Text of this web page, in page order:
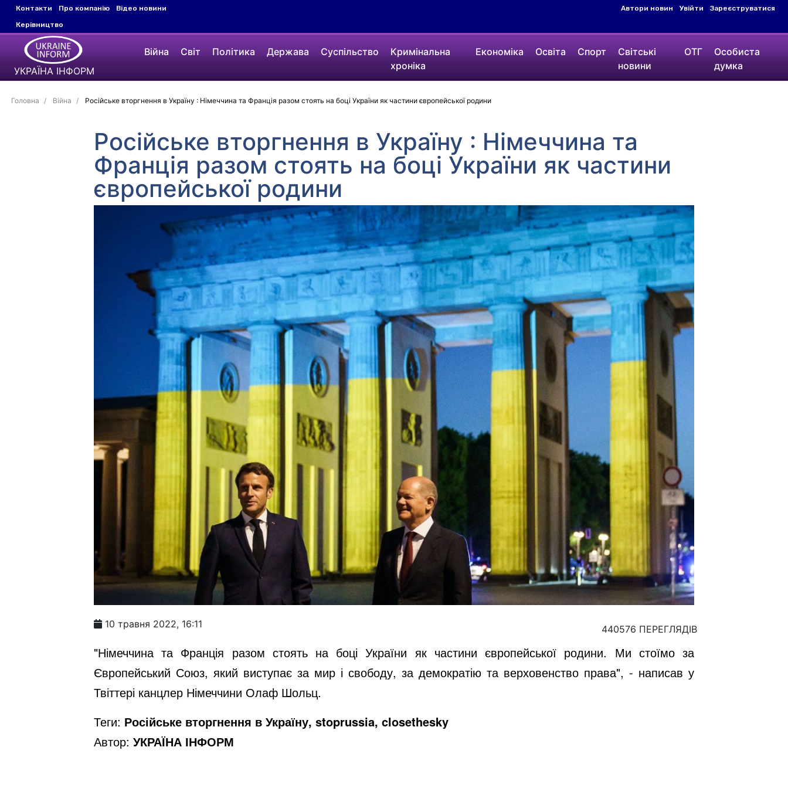
Контакти Про компанію
Відео новини
Керівництво
Автори новин Увійти Зареєструватися
УКРАЇНА ІНФОРМ
Війна Світ Політика Держава Суспільство
Кримінальна
хроніка
Економіка Освіта Спорт
Світські
новини
ОТГ
Особиста
думка
Головна Війна Російське вторгнення в Україну : Німеччина та Франція разом стоять на боці України як частини європейської родини
Російське вторгнення в Україну : Німеччина та
Франція разом стоять на боці України як частини
європейської родини
10 травня 2022, 16:11 440576 ПЕРЕГЛЯДІВ
"Німеччина та Франція разом стоять на боці України як частини європейської родини. Ми стоїмо за
Європейський Союз, який виступає за мир і свободу, за демократію та верховенство права", - написав у
Твіттері канцлер Німеччини Олаф Шольц.
Теги: Російське вторгнення в Україну, stoprussia, closethesky
Автор: УКРАЇНА ІНФОРМ